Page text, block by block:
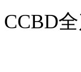
CCBD